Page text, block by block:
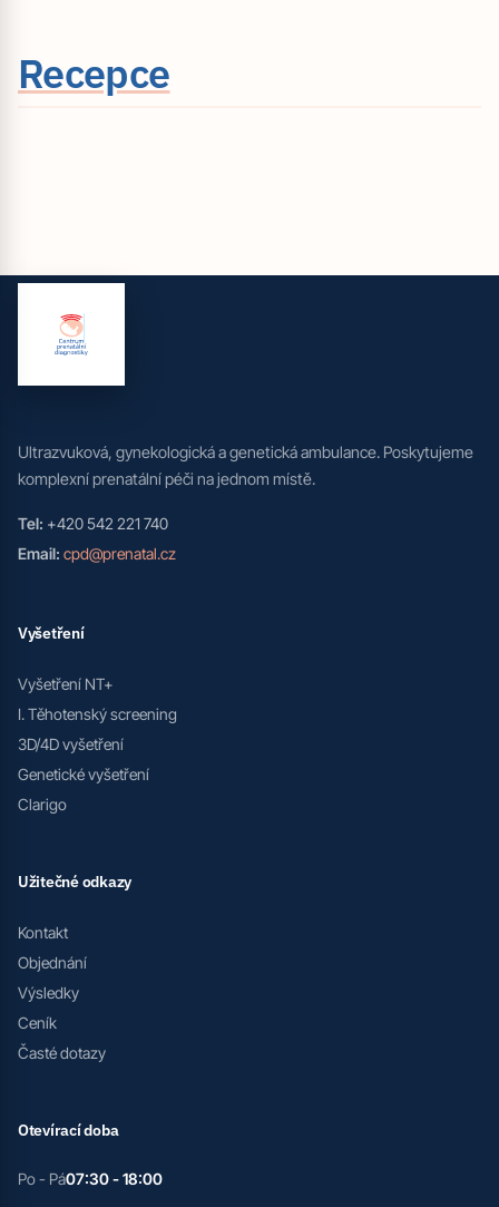
Recepce
Ultrazvuková, gynekologická a genetická ambulance. Poskytujeme
komplexní prenatální péči na jednom místě.
Tel: +420 542 221 740
Email: cpd@prenatal.cz
Vyšetření
Vyšetření NT+
I. Těhotenský screening
3D/4D vyšetření
Genetické vyšetření
Clarigo
Užitečné odkazy
Kontakt
Objednání
Výsledky
Ceník
Časté dotazy
Otevírací doba
Po - Pá07:30 - 18:00